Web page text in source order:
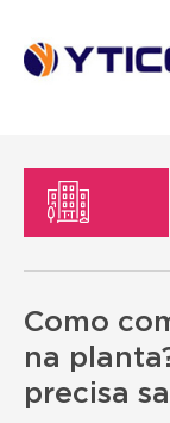
Como
na
precisa